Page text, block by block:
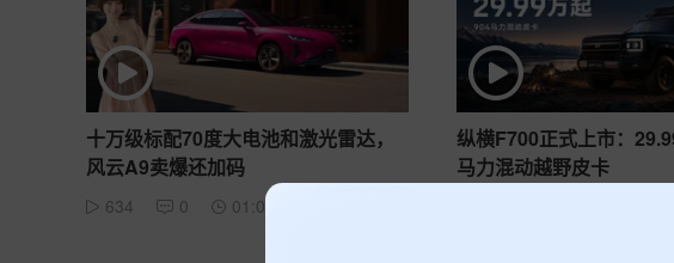
十万级标配70度大电池和激光雷达，
风云A9卖爆还加码
634 0 01:05
纵横F700正式上市：
马力混动越野皮卡